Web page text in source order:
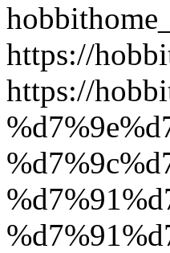
https://
https://